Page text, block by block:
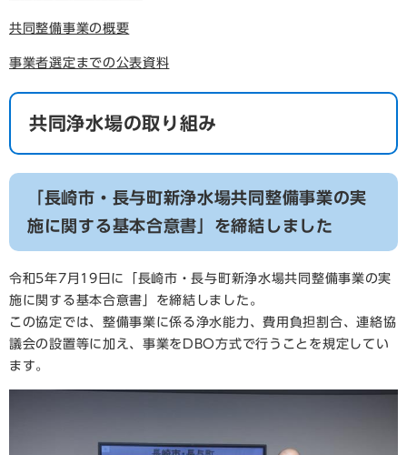
共同整備事業の概要
事業者選定までの公表資料
共同浄水場の取り組み
「長崎市・長与町新浄水場共同整備事業の実
施に関する基本合意書」を締結しました
令和5年7月19日に「長崎市・長与町新浄水場共同整備事業の実
施に関する基本合意書」を締結しました。
この協定では、整備事業に係る浄水能力、費用負担割合、連絡協
議会の設置等に加え、事業をDBO方式で行うことを規定してい
ます。